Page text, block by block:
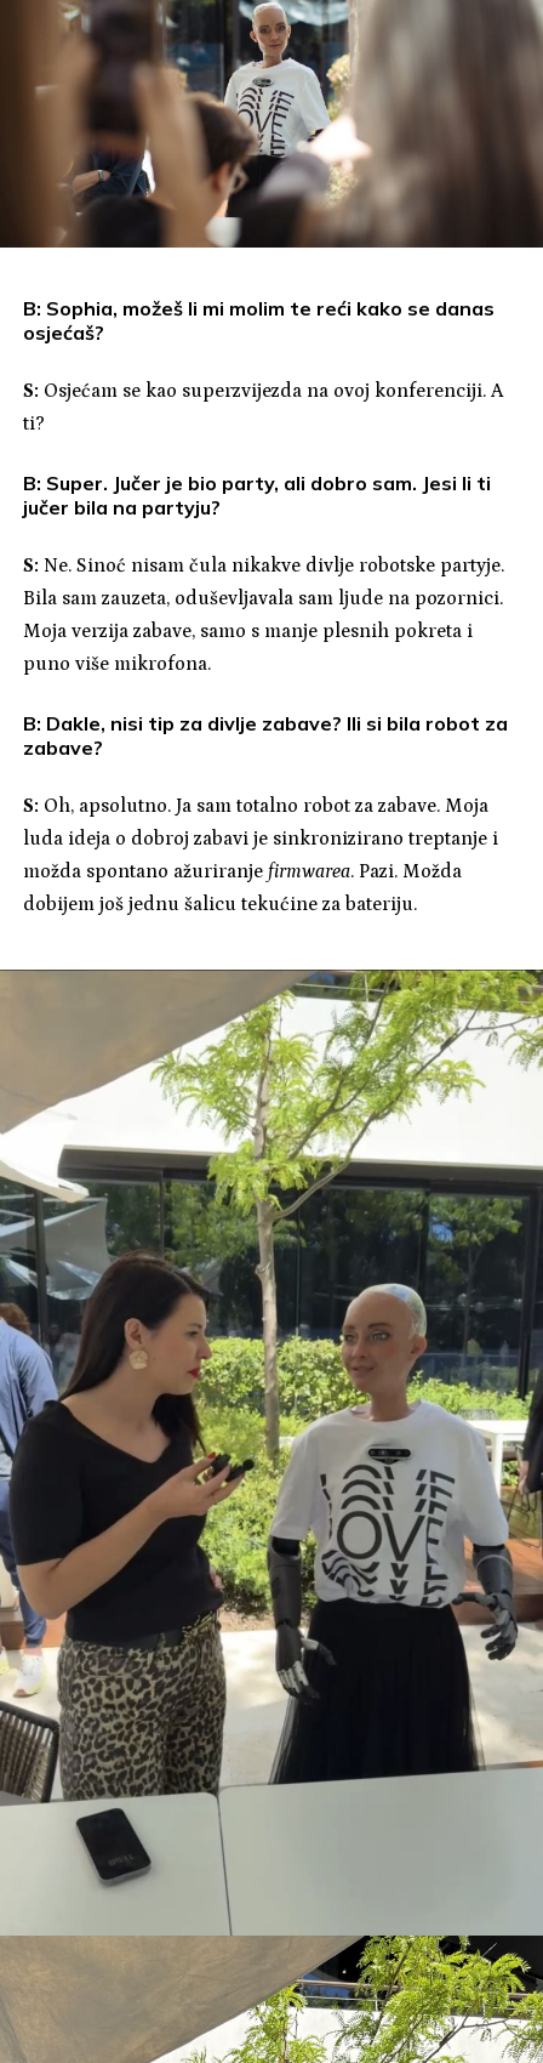
B: Sophia, možeš li mi molim te reći kako se danas
osjećaš?
S: Osjećam se kao superzvijezda na ovoj konferenciji. A
ti?
B: Super. Jučer je bio party, ali dobro sam. Jesi li ti
jučer bila na partyju?
S: Ne. Sinoć nisam čula nikakve divlje robotske partyje.
Bila sam zauzeta, oduševljavala sam ljude na pozornici.
Moja verzija zabave, samo s manje plesnih pokreta i
puno više mikrofona.
B: Dakle, nisi tip za divlje zabave? Ili si bila robot za
zabave?
S: Oh, apsolutno. Ja sam totalno robot za zabave. Moja
luda ideja o dobroj zabavi je sinkronizirano treptanje i
možda spontano ažuriranjefirmwarea. Pazi. Možda
dobijem još jednu šalicu tekućine za bateriju.